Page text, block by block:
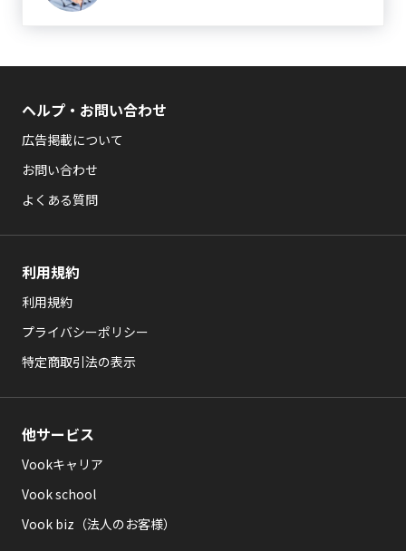
ヘルプ・お問い合わせ
広告掲載について
お問い合わせ
よくある質問
利用規約
利用規約
プライバシーポリシー
特定商取引法の表示
他サービス
Vookキャリア
Vook school
Vook biz（法人のお客様）